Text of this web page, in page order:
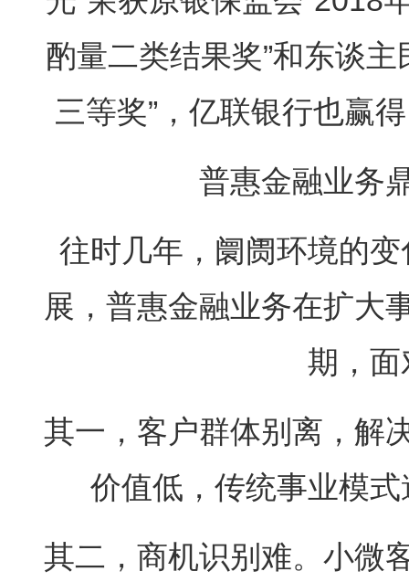
酌量二类结果奖”和东谈
三等奖”，亿联银行也赢
普惠金融业务
往时几年，阛阓环境的
展，普惠金融业务在扩大
期，
其一，客户群体别离，解
价值低，传统事业模
其二，商机识别难。小微